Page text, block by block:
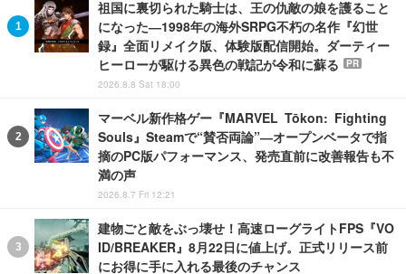
祖国に裏切られた騎士は、王の仇敵の娘を護ること
になった―1998年の海外SRPG不朽の名作『幻世
録』全面リメイク版、体験版配信開始。ダーティー
ヒーローが駆ける異色の戦記が令和に蘇る
PR
2026.8.8 Sat 18:00
マーベル新作格ゲー『MARVEL Tōkon: Fighting
Souls』Steamで“賛否両論”―オープンベータで指
摘のPC版パフォーマンス、発売直前に改善報告も不
満の声
2026.8.7 Fri 12:21
建物ごと敵をぶっ壊せ！高速ローグライトFPS『VO
ID/BREAKER』8月22日に値上げ。正式リリース前
にお得に手に入れる最後のチャンス